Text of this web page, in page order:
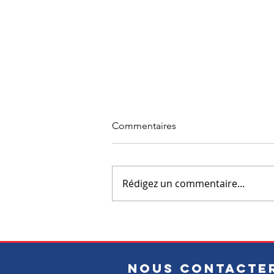
familiale
Commentaires
Rédigez un commentaire...
NOUS